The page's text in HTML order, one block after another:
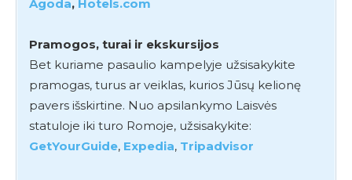
Agoda, Hotels.com
Pramogos, turai ir ekskursijos
Bet kuriame pasaulio kampelyje užsisakykite
pramogas, turus ar veiklas, kurios Jūsų kelionę
pavers išskirtine. Nuo apsilankymo Laisvės
statuloje iki turo Romoje, užsisakykite:
GetYourGuide, Expedia, Tripadvisor